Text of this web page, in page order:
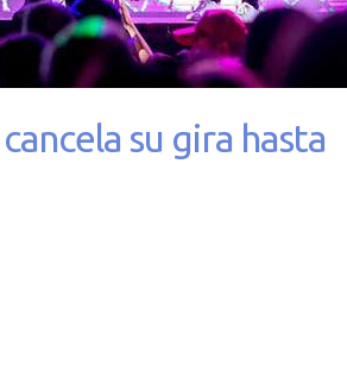
su gira hasta